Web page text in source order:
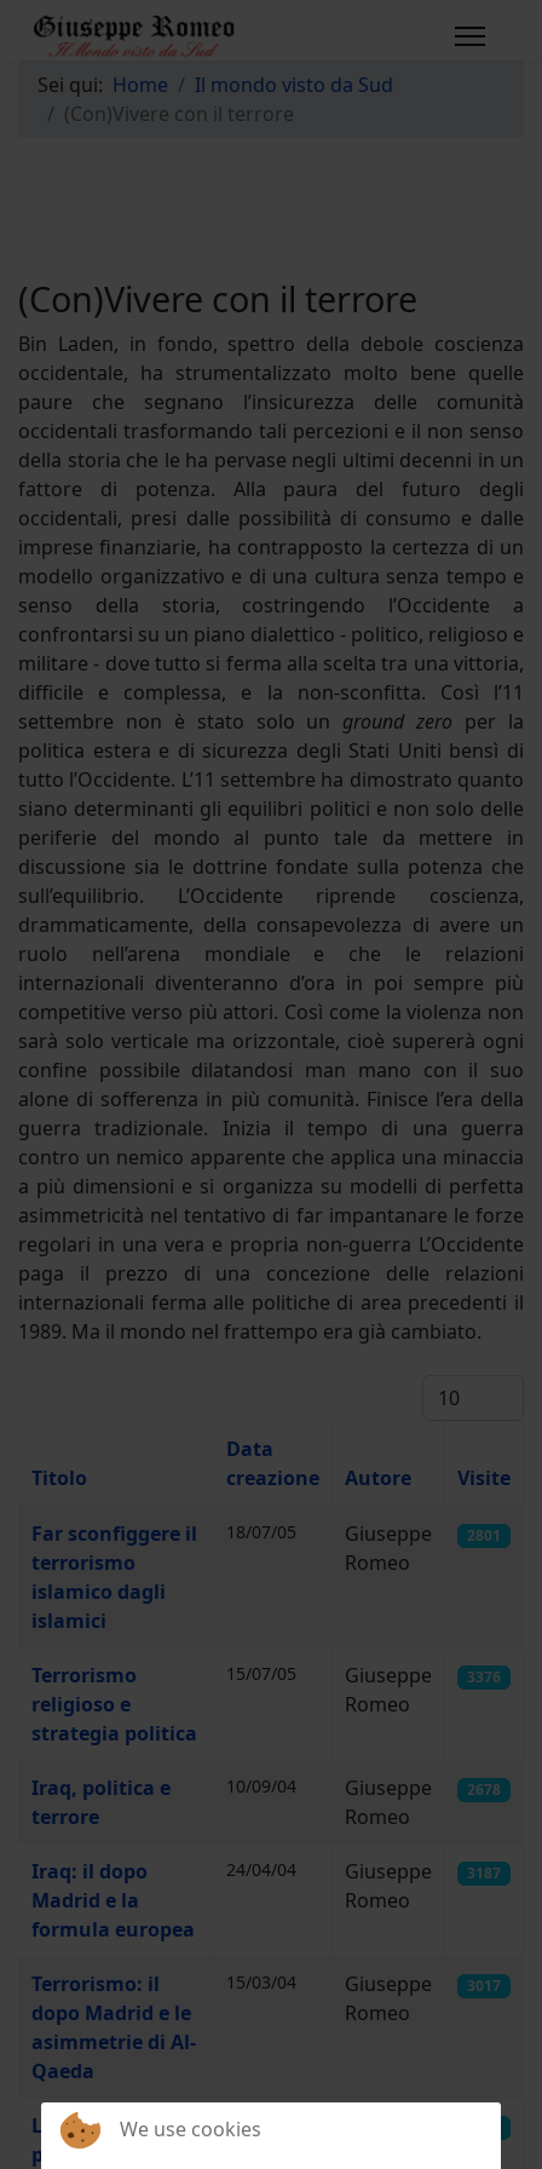
Sei qui: Home
Il mondo visto da Sud
(Con)Vivere con il terrore
(Con)Vivere con il terrore
Bin Laden, in fondo, spettro della debole coscienza
occidentale, ha strumentalizzato molto bene quelle
paure che segnano l’insicurezza delle comunità
occidentali trasformando tali percezioni e il non senso
della storia che le ha pervase negli ultimi decenni in un
fattore di potenza. Alla paura del futuro degli
occidentali, presi dalle possibilità di consumo e dalle
imprese finanziarie, ha contrapposto la certezza di un
modello organizzativo e di una cultura senza tempo e
senso della storia, costringendo l’Occidente a
confrontarsi su un piano dialettico - politico, religioso e
militare - dove tutto si ferma alla scelta tra una vittoria,
difficile e complessa, e la non-sconfitta. Così l’11
settembre non è stato solo un ground zero per la
politica estera e di sicurezza degli Stati Uniti bensì di
tutto l’Occidente. L’11 settembre ha dimostrato quanto
siano determinanti gli equilibri politici e non solo delle
periferie del mondo al punto tale da mettere in
discussione sia le dottrine fondate sulla potenza che
sull’equilibrio. L’Occidente riprende coscienza,
drammaticamente, della consapevolezza di avere un
ruolo nell’arena mondiale e che le relazioni
internazionali diventeranno d’ora in poi sempre più
competitive verso più attori. Così come la violenza non
sarà solo verticale ma orizzontale, cioè supererà ogni
confine possibile dilatandosi man mano con il suo
alone di sofferenza in più comunità. Finisce l’era della
guerra tradizionale. Inizia il tempo di una guerra
contro un nemico apparente che applica una minaccia
a più dimensioni e si organizza su modelli di perfetta
asimmetricità nel tentativo di far impantanare le forze
regolari in una vera e propria non-guerra L’Occidente
paga il prezzo di una concezione delle relazioni
internazionali ferma alle politiche di area precedenti il
1989. Ma il mondo nel frattempo era già cambiato.
Visualizza #
Titolo
Data
creazione
Autore Visite
Far sconfiggere il
terrorismo
islamico dagli
islamici
18/07/05
Giuseppe
Romeo
2801
Terrorismo
religioso e
strategia politica
15/07/05
Giuseppe
Romeo
3376
Iraq, politica e
terrore
10/09/04
Giuseppe
Romeo
2678
Iraq: il dopo
Madrid e la
formula europea
24/04/04
Giuseppe
Romeo
3187
Terrorismo: il
dopo Madrid e le
asimmetrie di Al-
Qaeda
15/03/04
Giuseppe
Romeo
3017
L’ultimo treno
per l’Occidente
12/03/04
We use cookies